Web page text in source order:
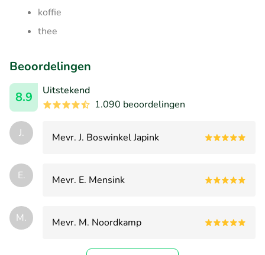
koffie
thee
Beoordelingen
8.9
Uitstekend
1.090 beoordelingen
J. Mevr. J. Boswinkel Japink
E. Mevr. E. Mensink
M. Mevr. M. Noordkamp